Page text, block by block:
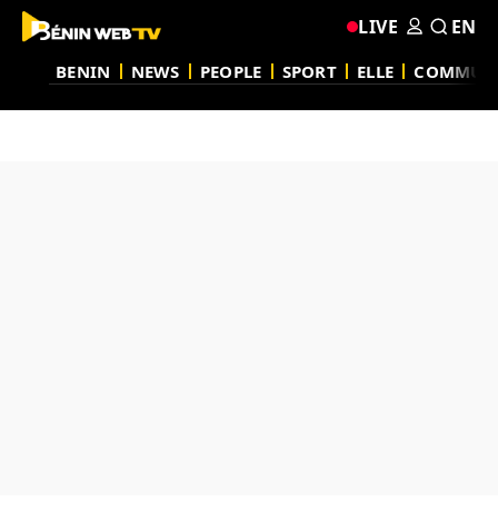
BENIN NEWS PEOPLE SPORT ELLE
LIVE EN